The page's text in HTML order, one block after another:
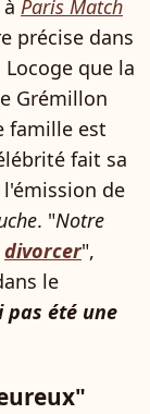
Paris Match
précise dans
que la
Grémillon
famille est
fait sa
de
. "Notre
divorcer",
le
pas été une